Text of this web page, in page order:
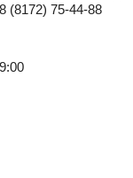
(8172) 75-44-88